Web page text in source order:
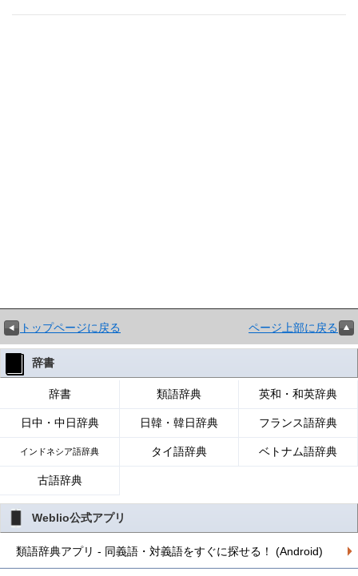
トップページに戻る ページ上部に戻る
辞書
辞書 類語辞典 英和・和英辞典
日中・中日辞典 日韓・韓日辞典 フランス語辞典
インドネシア語辞典 タイ語辞典 ベトナム語辞典
古語辞典
Weblio公式アプリ
類語辞典アプリ - 同義語・対義語をすぐに探せる！ (Android)